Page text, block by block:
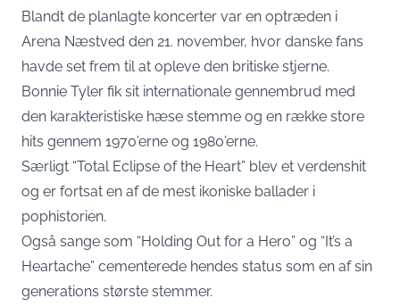
Blandt de planlagte koncerter var en optræden i
Arena Næstved den 21. november, hvor danske fans
havde set frem til at opleve den britiske stjerne.
Bonnie Tyler fik sit internationale gennembrud med
den karakteristiske hæse stemme og en række store
hits gennem 1970’erne og 1980’erne.
Særligt “Total Eclipse of the Heart” blev et verdenshit
og er fortsat en af de mest ikoniske ballader i
pophistorien.
Også sange som “Holding Out for a Hero” og “It’s a
Heartache” cementerede hendes status som en af sin
generations største stemmer.